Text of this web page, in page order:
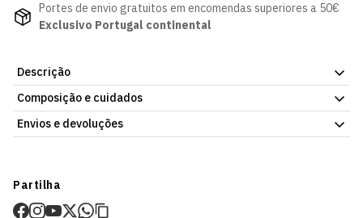
Portes de envio gratuitos em encomendas superiores a 50€
Exclusivo Portugal continental
Descrição
Bolsa de Praia Esticca Turco Verde, uma necessaire
prática e forrada, feita em tecido atoalhado e com fecho
zip para manter os teus essenciais protegidos.Com
com o orgulho leonino.
Composição e cuidados
Envios e devoluções
Prazo estimado de entrega varia consoante o destino e método
de envio.
Partilha